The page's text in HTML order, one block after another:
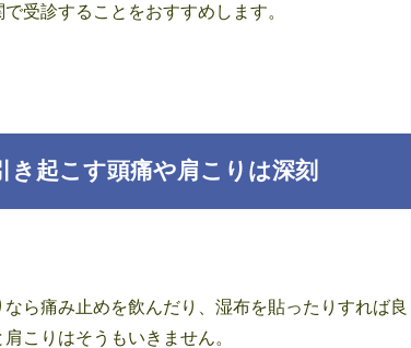
受診することをおすすめします。
き起こす頭痛や肩こりは深刻
ら痛み止めを飲んだり、湿布を貼ったりすれば
こりはそうもいきません。